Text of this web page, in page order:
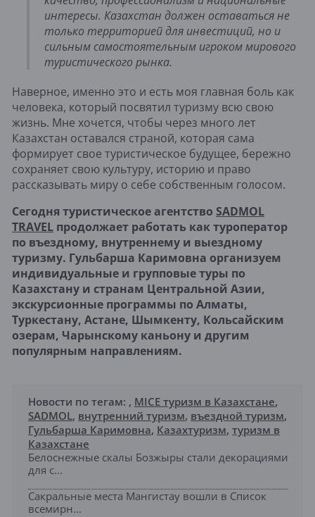
интересы. Казахстан должен оставаться не
только территорией для инвестиций, но и
сильным самостоятельным игроком мирового
туристического рынка.
Наверное, именно это и есть моя главная боль как
человека, который посвятил туризму всю свою
жизнь. Мне хочется, чтобы через много лет
Казахстан оставался страной, которая сама
формирует свое туристическое будущее, бережно
сохраняет свою культуру, историю и право
рассказывать миру о себе собственным голосом.
Сегодня туристическое агентство SADMOL
TRAVEL продолжает работать как туроператор
по въездному, внутреннему и выездному
туризму. Гульбарша Каримовна организуем
индивидуальные и групповые туры по
Казахстану и странам Центральной Азии,
экскурсионные программы по Алматы,
Туркестану, Астане, Шымкенту, Кольсайским
озерам, Чарынскому каньону и другим
популярным направлениям.
Новости по тегам: , MICE туризм в Казахстане,
SADMOL, внутренний туризм, въездной туризм,
Гульбарша Каримовна, Казахтуризм, туризм в
Казахстане
Белоснежные скалы Бозжыры стали декорациями
для с...
Сакральные места Мангистау вошли в Список
всемирн...